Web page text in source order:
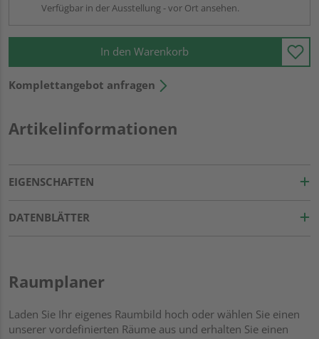
Verfügbar in der Ausstellung - vor Ort ansehen.
In den Warenkorb
Komplettangebot anfragen
Artikelinformationen
EIGENSCHAFTEN
DATENBLÄTTER
Raumplaner
Laden Sie Ihr eigenes Raumbild hoch oder wählen Sie einen
unserer vordefinierten Räume aus und erhalten Sie einen